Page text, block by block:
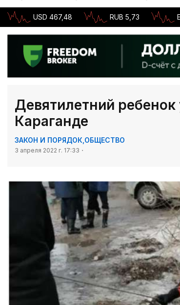
USD 467,48 RUB 5,73
Девятилетний
Караганде
ЗАКОН И ПОРЯДОК ОБЩЕСТВО
3 апреля 2022 г. 17:33